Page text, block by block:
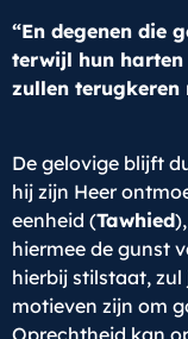
“En degenen die
terwijl hun
zullen terugkeren
De gelovige blijft
hij zijn Heer
eenheid (Tawhied
hiermee de gunst
hierbij stilstaat, zul
motieven zijn om
Oprechtheid kan